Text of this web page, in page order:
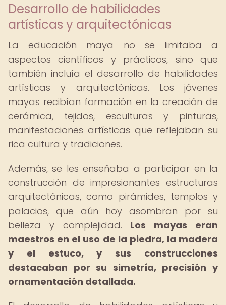
Desarrollo de habilidades
artísticas y arquitectónicas
La educación maya no se limitaba a
aspectos científicos y prácticos, sino que
también incluía el desarrollo de habilidades
artísticas y arquitectónicas. Los jóvenes
mayas recibían formación en la creación de
cerámica, tejidos, esculturas y pinturas,
manifestaciones artísticas que reflejaban su
rica cultura y tradiciones.
Además, se les enseñaba a participar en la
construcción de impresionantes estructuras
arquitectónicas, como pirámides, templos y
palacios, que aún hoy asombran por su
belleza y complejidad. Los mayas eran
maestros en el uso de la piedra, la madera
y el estuco, y sus construcciones
destacaban por su simetría, precisión y
ornamentación detallada.